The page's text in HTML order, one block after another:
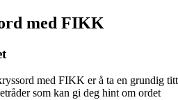
med FIKK
med FIKK er å ta en grundig titt
som kan gi deg hint om ordet